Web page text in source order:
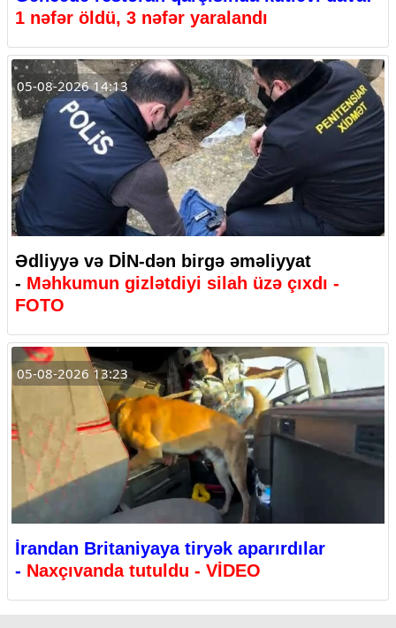
1 nəfər öldü, 3 nəfər yaralandı
05-08-2026 14:13
Ədliyyə və DİN-dən birgə əməliyyat
- Məhkumun gizlətdiyi silah üzə çıxdı -
FOTO
05-08-2026 13:23
İrandan Britaniyaya tiryək aparırdılar
- Naxçıvanda tutuldu - VİDEO